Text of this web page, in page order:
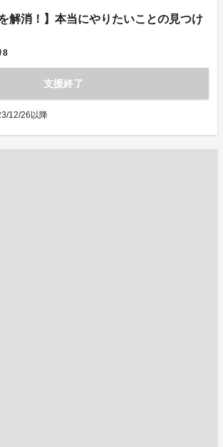
解消！】本当にやりたいことの見つけ
8
支援終了
12/26以降